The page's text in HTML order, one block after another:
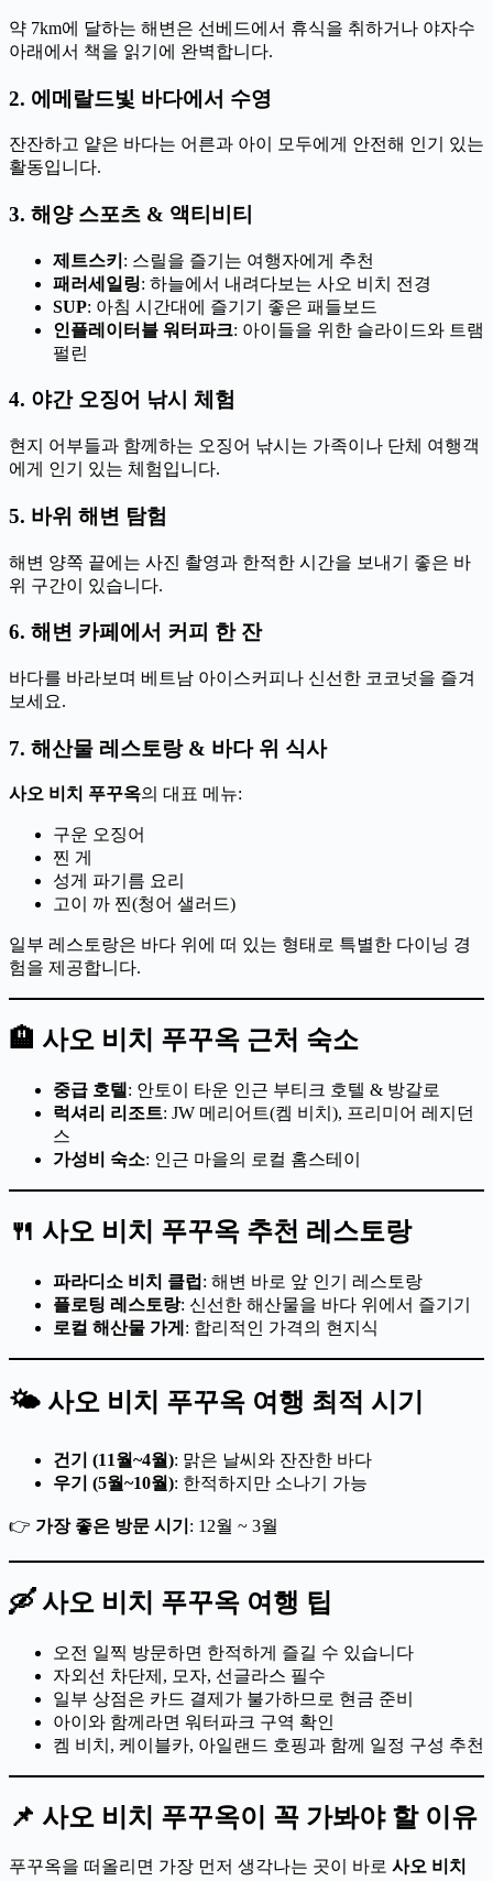
약 7km에 달하는 해변은 선베드에서 휴식을 취하거나 야자수
아래에서 책을 읽기에 완벽합니다.
2. 에메랄드빛 바다에서 수영
잔잔하고 얕은 바다는 어른과 아이 모두에게 안전해 인기 있는
활동입니다.
3. 해양 스포츠 & 액티비티
제트스키 : 스릴을 즐기는 여행자에게 추천
패러세일링: 하늘에서 내려다보는 사오 비치 전경
SUP: 아침 시간대에 즐기기 좋은 패들보드
인플레이터블 워터파크: 아이들을 위한 슬라이드와 트램
펄린
4. 야간 오징어 낚시 체험
현지 어부들과 함께하는 오징어 낚시는 가족이나 단체 여행객
에게 인기 있는 체험입니다.
5. 바위 해변 탐험
해변 양쪽 끝에는 사진 촬영과 한적한 시간을 보내기 좋은 바
위 구간이 있습니다.
6. 해변 카페에서 커피 한 잔
바다를 바라보며 베트남 아이스커피나 신선한 코코넛을 즐겨
보세요.
7. 해산물 레스토랑 & 바다 위 식사
사오 비치 푸꾸옥의 대표 메뉴:
구운 오징어
찐 게
성게 파기름 요리
고이 까 찐(청어 샐러드)
일부 레스토랑은 바다 위에 떠 있는 형태로 특별한 다이닝 경
험을 제공합니다.
🏨 사오 비치 푸꾸옥 근처 숙소
중급 호텔 : 안토이 타운 인근 부티크 호텔 & 방갈로
럭셔리 리조트: JW 메리어트(켐 비치), 프리미어 레지던
스
가성비 숙소: 인근 마을의 로컬 홈스테이
🍴 사오 비치 푸꾸옥 추천 레스토랑
파라디소 비치 클럽 : 해변 바로 앞 인기 레스토랑
플로팅 레스토랑: 신선한 해산물을 바다 위에서 즐기기
로컬 해산물 가게 : 합리적인 가격의 현지식
🌤️ 사오 비치 푸꾸옥 여행 최적 시기
건기 (11월~4월): 맑은 날씨와 잔잔한 바다
우기 (5월~10월): 한적하지만 소나기 가능
👉 가장 좋은 방문 시기 : 12월 ~ 3월
🛶 사오 비치 푸꾸옥 여행 팁
오전 일찍 방문하면 한적하게 즐길 수 있습니다
자외선 차단제, 모자, 선글라스 필수
일부 상점은 카드 결제가 불가하므로 현금 준비
아이와 함께라면 워터파크 구역 확인
켐 비치, 케이블카, 아일랜드 호핑과 함께 일정 구성 추천
📌 사오 비치 푸꾸옥이 꼭 가봐야 할 이유
푸꾸옥을 떠올리면 가장 먼저 생각나는 곳이 바로 사오 비치